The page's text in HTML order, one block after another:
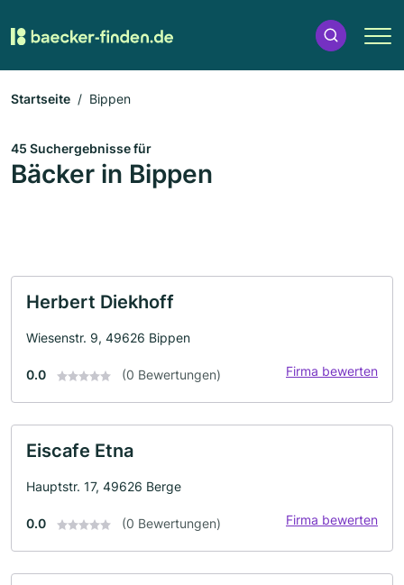
Startseite Bippen
45 Suchergebnisse für
Bäcker in Bippen
Herbert Diekhoff
Wiesenstr. 9, 49626 Bippen
0.0 (0 Bewertungen) Firma bewerten
Eiscafe Etna
Hauptstr. 17, 49626 Berge
0.0 (0 Bewertungen) Firma bewerten